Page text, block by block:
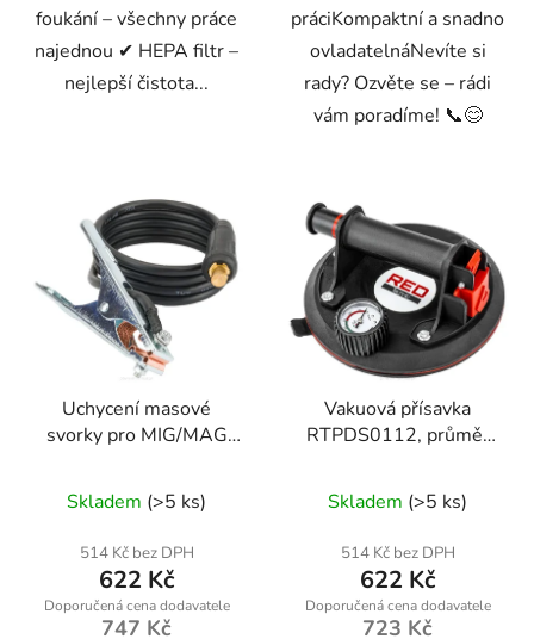
foukání – všechny práce
najednou ✔ HEPA filtr –
nejlepší čistota...
práciKompaktní a snadno
ovladatelnáNevíte si
rady? Ozvěte se – rádi
vám poradíme! 📞😊
Uchycení masové
svorky pro MIG/MAG
RTMSTF0002-UM
Skladem (>5 ks)
514 Kč bez DPH
622 Kč
747 Kč
Vakuová přísavka
RTPDS0112, průměr
Skladem (>5 ks)
514 Kč bez DPH
622 Kč
723 Kč